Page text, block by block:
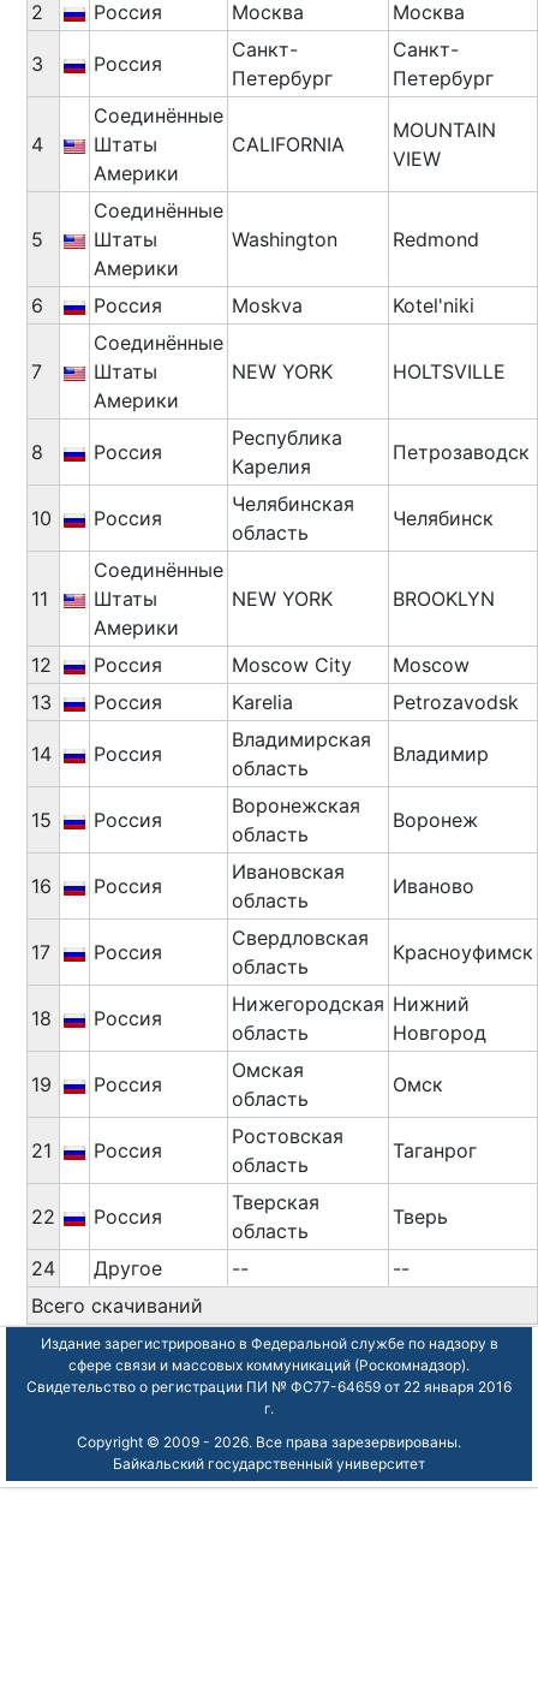
2 Россия Москва Москва
3 Россия
Санкт-
Петербург
Санкт-
Петербург
4
Соединённые
Штаты
Америки
CALIFORNIA
MOUNTAIN
VIEW
5
Соединённые
Штаты
Америки
Washington Redmond
6 Россия Moskva Kotel'niki
7
Соединённые
Штаты
Америки
NEW YORK HOLTSVILLE
8 Россия
Республика
Карелия
Петрозаводск
10 Россия
Челябинская
область
Челябинск
11
Соединённые
Штаты
Америки
NEW YORK BROOKLYN
12 Россия Moscow City
Moscow
13
Россия Karelia Petrozavodsk
14 Россия
Владимирская
область
Владимир
15 Россия
Воронежская
область
Воронеж
16 Россия
Ивановская
область
Иваново
17 Россия
Свердловская
область
Красноуфимск
18 Россия
Нижегородская
область
Нижний
Новгород
19 Россия
Омская
область
Омск
21 Россия
Ростовская
область
Таганрог
22 Россия
Тверская
область
Тверь
24 Другое --
--
Всего скачиваний
Издание зарегистрировано в Федеральной службе по надзору в
сфере связи и массовых коммуникаций (Роскомнадзор).
Свидетельство о регистрации ПИ № ФС77-64659 от 22 января 2016
г.
Copyright © 2009 - 2026. Все права зарезервированы.
Байкальский государственный университет